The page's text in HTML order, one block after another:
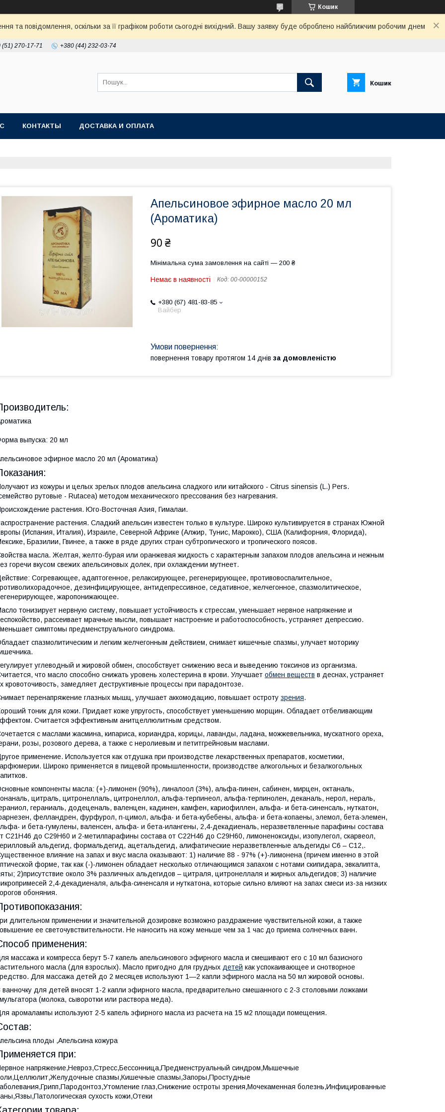
Кошик
та повідомлення, оскільки за її графіком роботи сьогодні вихідний. Вашу заявку буде оброблено найближчим робочим днем
(51) 270-17-71 +380 (44) 232-03-74
Кошик
КОНТАКТЫ ДОСТАВКА И ОПЛАТА
Апельсиновое эфирное масло 20 мл
(Ароматика)
90 ₴
Мінімальна сума замовлення на сайті — 200 ₴
Немає в наявності Код: 00-00000152
+380 (67) 481-83-85
Вайбер
повернення товару протягом 14 днів за домовленістю
выпуска: 20 мл
эфирное масло 20 мл (Ароматика)
из кожуры и целых зрелых плодов апельсина сладкого или китайского - Citrus sinensis (L.) Pers.
рутовые - Rutacea) методом механического прессования без нагревания.
растения. Юго-Восточная Азия, Гималаи.
растения. Сладкий апельсин известен только в культуре. Широко культивируется в странах Южной
(Испания, Италия), Израиле, Северной Африке (Алжир, Тунис, Марокко), США (Калифорния, Флорида),
Бразилии, Гвинее, а также в ряде других стран субтропического и тропического поясов.
масла. Желтая, желто-бурая или оранжевая жидкость с характерным запахом плодов апельсина и нежным
горечи вкусом свежих апельсиновых долек, при охлаждении мутнеет.
Согревающее, адаптогенное, релаксирующее, регенерирующее, противовоспалительное,
дезинфицирующее, антидепрессивное, седативное, желчегонное, спазмолитическое,
жаропонижающее.
тонизирует нервную систему, повышает устойчивость к стрессам, уменьшает нервное напряжение и
рассеивает мрачные мысли, повышает настроение и работоспособность, устраняет депрессию.
симптомы предменструального синдрома.
спазмолитическим и легким желчегонным действием, снимает кишечные спазмы, улучает моторику
углеводный и жировой обмен, способствует снижению веса и выведению токсинов из организма.
что масло способно снижать уровень холестерина в крови. Улучшает обмен веществ в деснах, устраняет
кровоточивость, замедляет деструктивные процессы при парадонтозе.
перенапряжение глазных мышц, улучшает аккомодацию, повышает остроту зрения.
тоник для кожи. Придает коже упругость, способствует уменьшению морщин. Обладает отбеливающим
Считается эффективным анитцеллюлитным средством.
с маслами жасмина, кипариса, кориандра, корицы, лаванды, ладана, можжевельника, мускатного ореха,
розы, розового дерева, а также с неролиевым и петитгрейновым маслами.
применение. Используется как отдушка при производстве лекарственных препаратов, косметики,
Широко применяется в пищевой промышленности, производстве алкогольных и безалкогольных
компоненты масла: (+)-лимонен (90%), линалоол (3%), альфа-пинен, сабинен, мирцен, октаналь,
цитраль, цитронеллаль, цитронеллол, альфа-терпинеол, альфа-терпинолен, деканаль, нерол, нераль,
гераниаль, додеценаль, валенцен, кадинен, камфен, кариофиллен, альфа- и бета-синенсаль, нуткатон,
фелландрен, фурфурол, n-цимол, альфа- и бета-кубебены, альфа- и бета-копаены, элемол, бета-элемен,
и бета-гумулены, валенсен, альфа- и бета-илангены, 2,4-декадиеналь, неразветвленные парафины состава
С21Н46 до С29Н60 и 2-метилпарафины состава от С22Н46 до С29Н60, лимоненоксиды, изопулегол, скарвеол,
альдегид, формальдегид, ацетальдегид, алифатические неразветвленные альдегиды С6 – С12,.
влияние на запах и вкус масла оказывают: 1) наличие 88 - 97% (+)-лимонена (причем именно в этой
форме, так как (-)-лимонен обладает несколько отличающимся запахом с нотами скипидара, эвкалипта,
2)присутствие около 3% различных альдегидов – цитраля, цитронеллаля и жирных альдегидов; 3) наличие
2,4-декадиеналя, альфа-синенсаля и нуткатона, которые сильно влияют на запах смеси из-за низких
обоняния.
длительном применении и значительной дозировке возможно раздражение чувствительной кожи, а также
ее светочувствительности. Не наносить на кожу меньше чем за 1 час до приема солнечных ванн.
применения:
массажа и компресса берут 5-7 капель апельсинового эфирного масла и смешивают его с 10 мл базисного
масла (для взрослых). Масло пригодно для грудных детей как успокаивающее и снотворное
Для массажа детей до 2 месяцев используют 1—2 капли эфирного масла на 50 мл жировой основы.
ванночку для детей вносят 1-2 капли эфирного масла, предварительно смешанного с 2-3 столовыми ложками
(молока, сыворотки или раствора меда).
аромалампы используют 2-5 капель эфирного масла из расчета на 15 м2 площади помещения.
плоды ,Апельсина кожура
при:
напряжение,Невроз,Стресс,Бессонница,Предменструальный синдром,Мышечные
спазмы,Кишечные спазмы,Запоры,Простудные
глаз,Снижение остроты зрения,Мочекаменная болезнь,Инфицированные
сухость кожи,Отеки